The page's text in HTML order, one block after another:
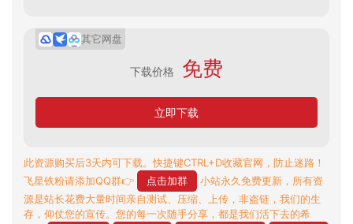
其它网盘
下载价格 免费
立即下载
此资源购买后3天内可下载。快捷键CTRL+D收藏官网，防止迷路！
飞星铁粉请添加QQ群👉
点击加群
小站永久免费更新，所有资
源是站长花费大量时间亲自测试、压缩、上传，非盗链，我们的生
存，仰仗您的宣传。您的每一次随手分享，都是我们活下去的希